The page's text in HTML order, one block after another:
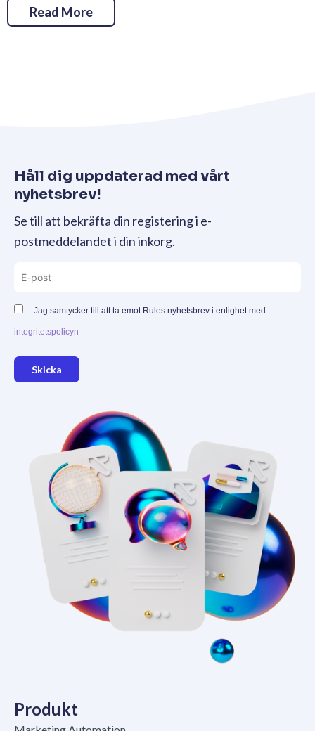
Read More
Håll dig uppdaterad med vårt
nyhetsbrev!
Se till att bekräfta din registering i e-
postmeddelandet i din inkorg.
Jag samtycker till att ta emot Rules nyhetsbrev i enlighet med
integritetspolicyn
Skicka
Produkt